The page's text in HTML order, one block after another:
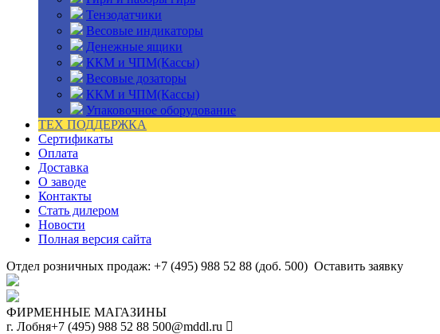
Тензодатчики
Весовые индикаторы
Денежные ящики
ККМ и ЧПМ(Кассы)
Весовые дозаторы
ККМ и ЧПМ(Кассы)
Упаковочное оборудование
ТЕХ ПОДДЕРЖКА
Сертификаты
Оплата
Доставка
О заводе
Контакты
Стать дилером
Новости
Полная версия сайта
Отдел розничных продаж: +7 (495) 988 52 88 (доб. 500) Оставить заявку
ФИРМЕННЫЕ МАГАЗИНЫ
г. Лобня+7 (495) 988 52 88 500@mddl.ru